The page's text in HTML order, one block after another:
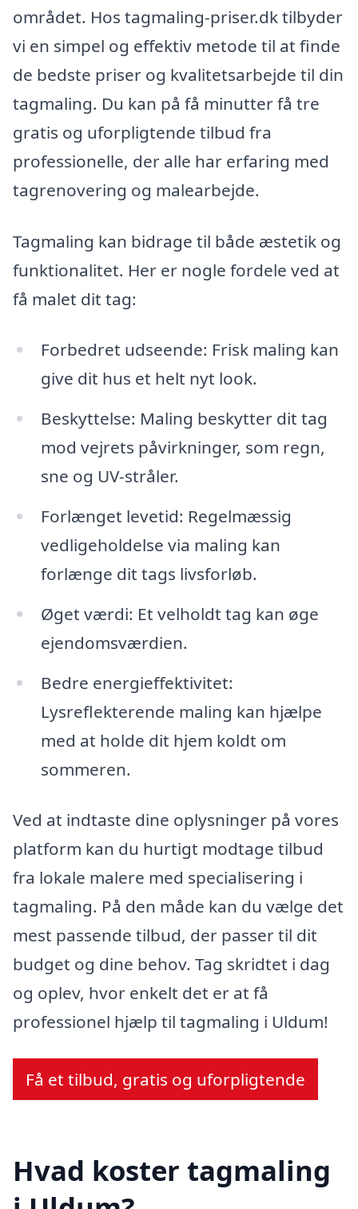
området. Hos tagmaling-priser.dk tilbyder
vi en simpel og effektiv metode til at finde
de bedste priser og kvalitetsarbejde til din
tagmaling. Du kan på få minutter få tre
gratis og uforpligtende tilbud fra
professionelle, der alle har erfaring med
tagrenovering og malearbejde.
Tagmaling kan bidrage til både æstetik og
funktionalitet. Her er nogle fordele ved at
få malet dit tag:
Forbedret udseende: Frisk maling kan
give dit hus et helt nyt look.
Beskyttelse: Maling beskytter dit tag
mod vejrets påvirkninger, som regn,
sne og UV-stråler.
Forlænget levetid: Regelmæssig
vedligeholdelse via maling kan
forlænge dit tags livsforløb.
Øget værdi: Et velholdt tag kan øge
ejendomsværdien.
Bedre energieffektivitet:
Lysreflekterende maling kan hjælpe
med at holde dit hjem koldt om
sommeren.
Ved at indtaste dine oplysninger på vores
platform kan du hurtigt modtage tilbud
fra lokale malere med specialisering i
tagmaling. På den måde kan du vælge det
mest passende tilbud, der passer til dit
budget og dine behov. Tag skridtet i dag
og oplev, hvor enkelt det er at få
professionel hjælp til tagmaling i Uldum!
Få et tilbud, gratis og uforpligtende
Hvad koster tagmaling